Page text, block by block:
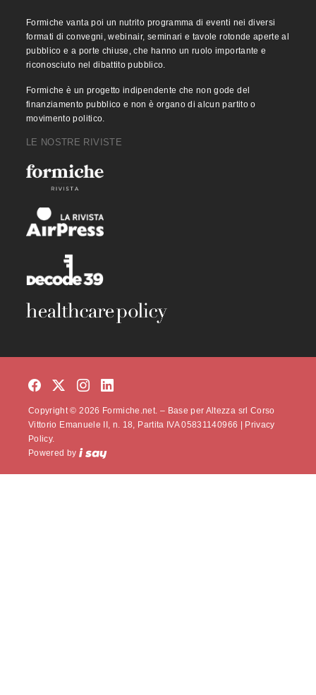
Formiche vanta poi un nutrito programma di eventi nei diversi
formati di convegni, webinair, seminari e tavole rotonde aperte al
pubblico e a porte chiuse, che hanno un ruolo importante e
riconosciuto nel dibattito pubblico.
Formiche è un progetto indipendente che non gode del
finanziamento pubblico e non è organo di alcun partito o
movimento politico.
LE NOSTRE RIVISTE
Copyright © 2026 Formiche.net. – Base per Altezza srl Corso
Vittorio Emanuele II, n. 18, Partita IVA 05831140966 | Privacy
Policy.
Powered by